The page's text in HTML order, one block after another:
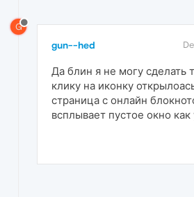
G
gun--hed
Да блин я не могу сделать
клику на иконку
страница с онлайн
всплывает пустое окно как